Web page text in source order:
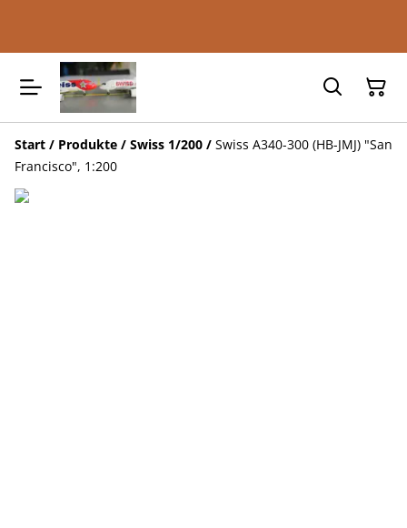
Start / Produkte / Swiss 1/200 / Swiss A340-300 (HB-JMJ) "San
Francisco", 1:200